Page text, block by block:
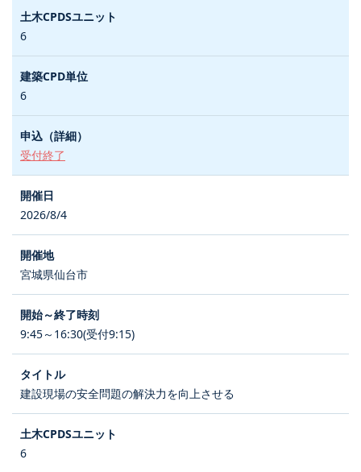
6
6
受付終了
2026/8/4
宮城県仙台市
9:45～16:30(受付9:15)
建設現場の安全問題の解決力を向上させる
6